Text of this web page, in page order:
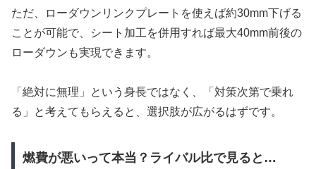
ただ、ローダウンリンクプレートを使えば約30mm下げる
ことが可能で、シート加工を併用すれば最大40mm前後の
ローダウンも実現できます。
「絶対に無理」という身長ではなく、「対策次第で乗れ
る」と考えてもらえると、選択肢が広がるはずです。
燃費が悪いって本当？ライバル比で見ると…